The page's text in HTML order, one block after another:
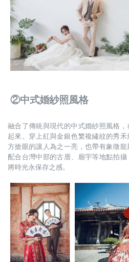
②中式婚紗照風格
融合了傳統與現代的中式婚紗照風格
起來。穿上紅與金銀色繁複繡紋的秀
方搶眼的讓人為之一亮，也帶有象徵
配合台灣中部的古厝、廟宇等地點拍
將時光永保存之感。